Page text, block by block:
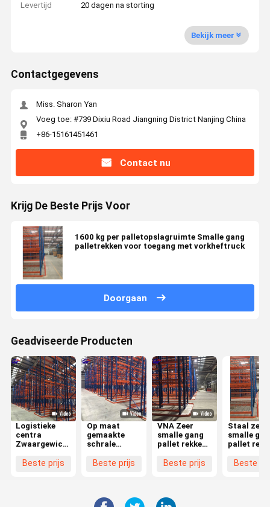
Levertijd 20 dagen na storting
Bekijk meer
Contactgegevens
Miss. Sharon Yan
Voeg toe: #739 Dixiu Road Jiangning District Nanjing China
+86-15161451461
Contact nu
Krijg De Beste Prijs Voor
1600 kg per palletopslagruimte Smalle gang
palletrekken voor toegang met vorkheftruck
Doorgaan
Geadviseerde Producten
Logistieke
centra
Zwaargewicht,
gangpad,
Beste prijs
Op maat
gemaakte
schrale
1000-4500 kg
Beste prijs
VNA Zeer
smalle gang
pallet rekken
Hoge
Beste prijs
Staal zeer
smalle
pallet
Warehouse
Beste